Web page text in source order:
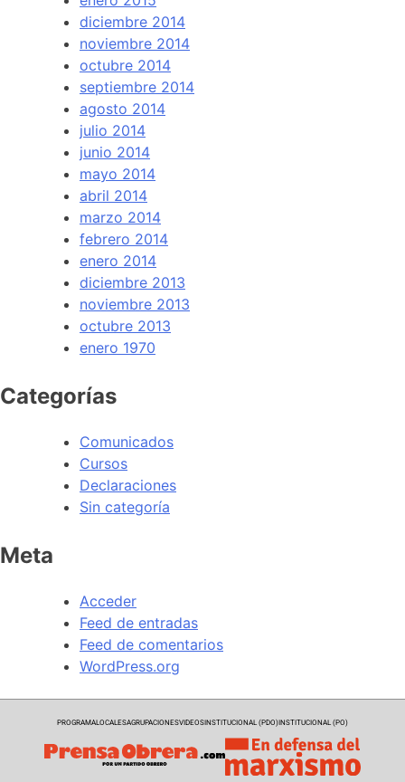
diciembre 2014
noviembre 2014
octubre 2014
septiembre 2014
agosto 2014
julio 2014
junio 2014
mayo 2014
abril 2014
marzo 2014
febrero 2014
enero 2014
diciembre 2013
noviembre 2013
octubre 2013
enero 1970
Categorías
Comunicados
Cursos
Declaraciones
Sin categoría
Meta
Acceder
Feed de entradas
Feed de comentarios
WordPress.org
PROGRAMALOCALESAGRUPACIONESVIDEOSINSTITUCIONAL (PDO)INSTITUCIONAL (PO)